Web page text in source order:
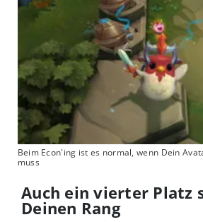
Beim Econ'ing ist es normal, wenn Dein
muss
Auch ein vierter Platz
Deinen Rang